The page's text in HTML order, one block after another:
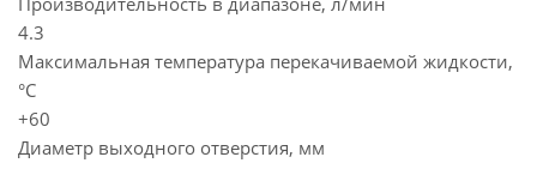
4.3
Максимальная температура перекачиваемой жидкости,
°C
+60
Диаметр выходного отверстия, мм